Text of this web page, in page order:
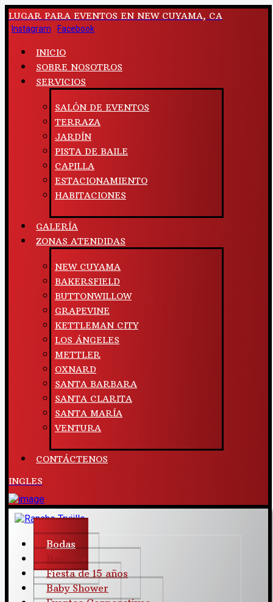
LUGAR PARA EVENTOS EN NEW CUYAMA, CA
Instagram Facebook
INICIO
SOBRE NOSOTROS
SERVICIOS
SALÓN DE EVENTOS
TERRAZA
JARDÍN
PISTA DE BAILE
CAPILLA
ESTACIONAMIENTO
HABITACIONES
GALERÍA
ZONAS ATENDIDAS
NEW CUYAMA
BAKERSFIELD
BUTTONWILLOW
GRAPEVINE
KETTLEMAN CITY
LOS ÁNGELES
METTLER
OXNARD
SANTA BARBARA
SANTA CLARITA
SANTA MARÍA
VENTURA
CONTÁCTENOS
INGLES
Bodas
Bautizos
Fiesta de 15 años
Baby Shower